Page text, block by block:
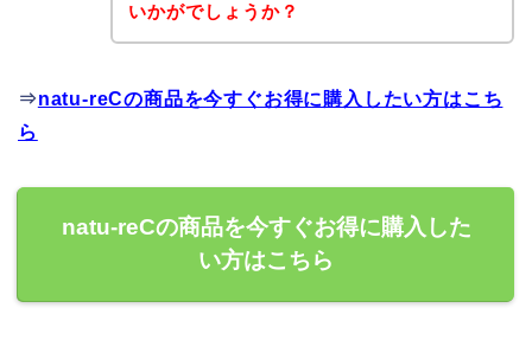
いかがでしょうか？
⇒natu-reCの商品を今すぐお得に購入したい方はこち
ら
natu-reCの商品を今すぐお得に購入した
い方はこちら